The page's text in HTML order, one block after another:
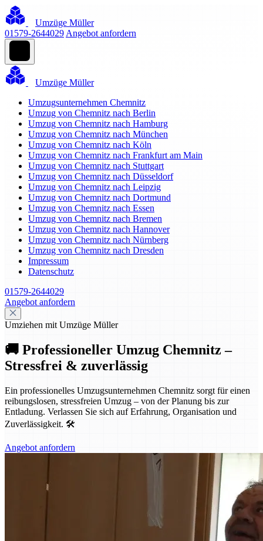
Umzüge Müller
01579-2644029 Angebot anfordern
Umzüge Müller
Umzugsunternehmen Chemnitz
Umzug von Chemnitz nach Berlin
Umzug von Chemnitz nach Hamburg
Umzug von Chemnitz nach München
Umzug von Chemnitz nach Köln
Umzug von Chemnitz nach Frankfurt am Main
Umzug von Chemnitz nach Stuttgart
Umzug von Chemnitz nach Düsseldorf
Umzug von Chemnitz nach Leipzig
Umzug von Chemnitz nach Dortmund
Umzug von Chemnitz nach Essen
Umzug von Chemnitz nach Bremen
Umzug von Chemnitz nach Hannover
Umzug von Chemnitz nach Nürnberg
Umzug von Chemnitz nach Dresden
Impressum
Datenschutz
01579-2644029
Angebot anfordern
Umziehen mit Umzüge Müller
🚚 Professioneller Umzug Chemnitz –
Stressfrei & zuverlässig
Ein professionelles Umzugsunternehmen Chemnitz sorgt für einen
reibungslosen, stressfreien Umzug – von der Planung bis zur
Entladung. Verlassen Sie sich auf Erfahrung, Organisation und
Zuverlässigkeit. 🛠️
Angebot anfordern